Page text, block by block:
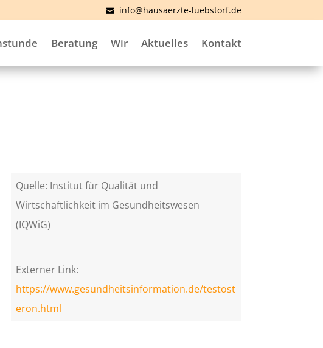
info@hausaerzte-luebstorf.de
Beratung Wir Aktuelles Kontakt
Quelle: Institut für Qualität und
Wirtschaftlichkeit im Gesundheitswesen
(IQWiG)
Externer Link:
https://www.gesundheitsinformation.de/testost
eron.html